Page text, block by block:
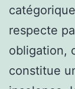
respecte
obligation,
constitue